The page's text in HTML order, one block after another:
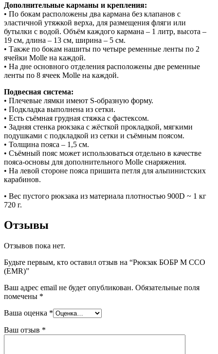
Дополнительные карманы и крепления:
• По бокам расположены два кармана без клапанов с
эластичной утяжкой верха, для размещения фляги или
бутылки с водой. Объём каждого кармана – 1 литр, высота –
19 см, длина – 13 см, ширина – 5 см.
• Также по бокам нашиты по четыре ременные ленты по 2
ячейки Molle на каждой.
• На дне основного отделения расположены две ременные
ленты по 8 ячеек Molle на каждой.
Подвесная система:
• Плечевые лямки имеют S-образную форму.
• Подкладка выполнена из сетки.
• Есть съёмная грудная стяжка с фастексом.
• Задняя стенка рюкзака с жёсткой прокладкой, мягкими
подушками с подкладкой из сетки и съёмным поясом.
• Толщина пояса – 1,5 см.
• Съёмный пояс может использоваться отдельно в качестве
пояса-основы для дополнительного Molle снаряжения.
• На левой стороне пояса пришита петля для альпинистских
карабинов.
• Вес пустого рюкзака из материала плотностью 900D ~ 1 кг
720 г.
Отзывы
Отзывов пока нет.
Будьте первым, кто оставил отзыв на “Рюкзак БОБР М ССО
(EMR)”
Ваш адрес email не будет опубликован. Обязательные поля
помечены *
Ваша оценка *
Ваш отзыв *